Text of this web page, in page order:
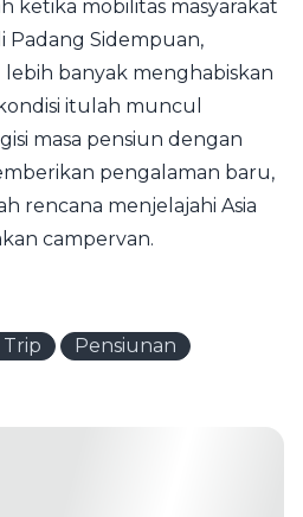
ketika mobilitas masyarakat
Padang Sidempuan,
lebih banyak menghabiskan
itulah muncul
masa pensiun dengan
pengalaman baru,
rencana menjelajahi Asia
campervan.
Trip
Pensiunan